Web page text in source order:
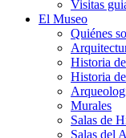
Visitas
El Museo
Quiénes
Historia
Historia
Murales
Salas de
Salas del